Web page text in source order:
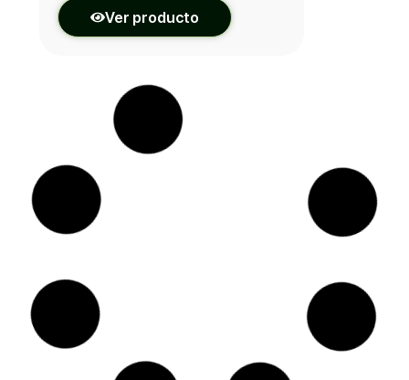
Ver producto